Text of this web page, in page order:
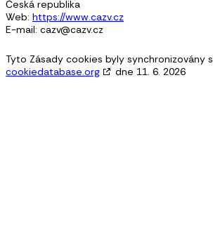
Česká republika
Web: https://www.cazv.cz
E-mail: cazv@cazv.cz
Tyto Zásady cookies byly synchronizovány s
cookiedatabase.org
dne 11. 6. 2026